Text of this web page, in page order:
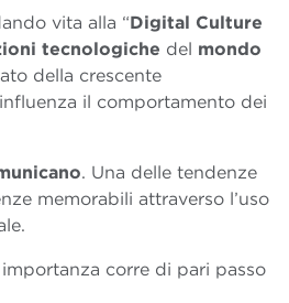
vita alla “Digital Culture
tecnologiche del mondo
della crescente
il comportamento dei
. Una delle tendenze
memorabili attraverso l’uso
corre di pari passo